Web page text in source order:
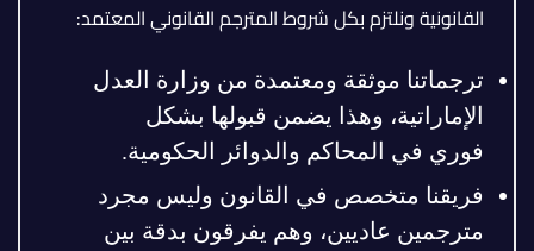
القانونية ونلتزم بكل شروط المترجم القانوني المعتمد:
ترجماتنا موثقة ومعتمدة من وزارة العدل
الإماراتية، وهذا يضمن قبولها بشكل
فوري في المحاكم والدوائر الحكومية.
فريقنا متخصص في القانون وليس مجرد
مترجمين عاديين، وهم يفرقون بدقة بين